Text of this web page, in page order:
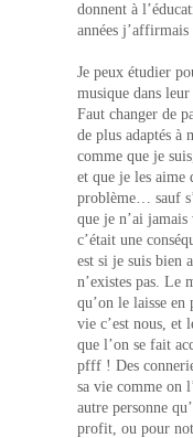
donnent à
années
Je peux étudier
musique dans
Faut changer de
de plus adaptés à
comme que je
et que je les aime
problème… sauf
que je n’ai
c’était une
est si je suis bien
n’existes pas. Le
qu’on le laisse en
vie c’est nous, et
que l’on se fait
pfff ! Des
sa vie comme on
autre personne
profit, ou pour